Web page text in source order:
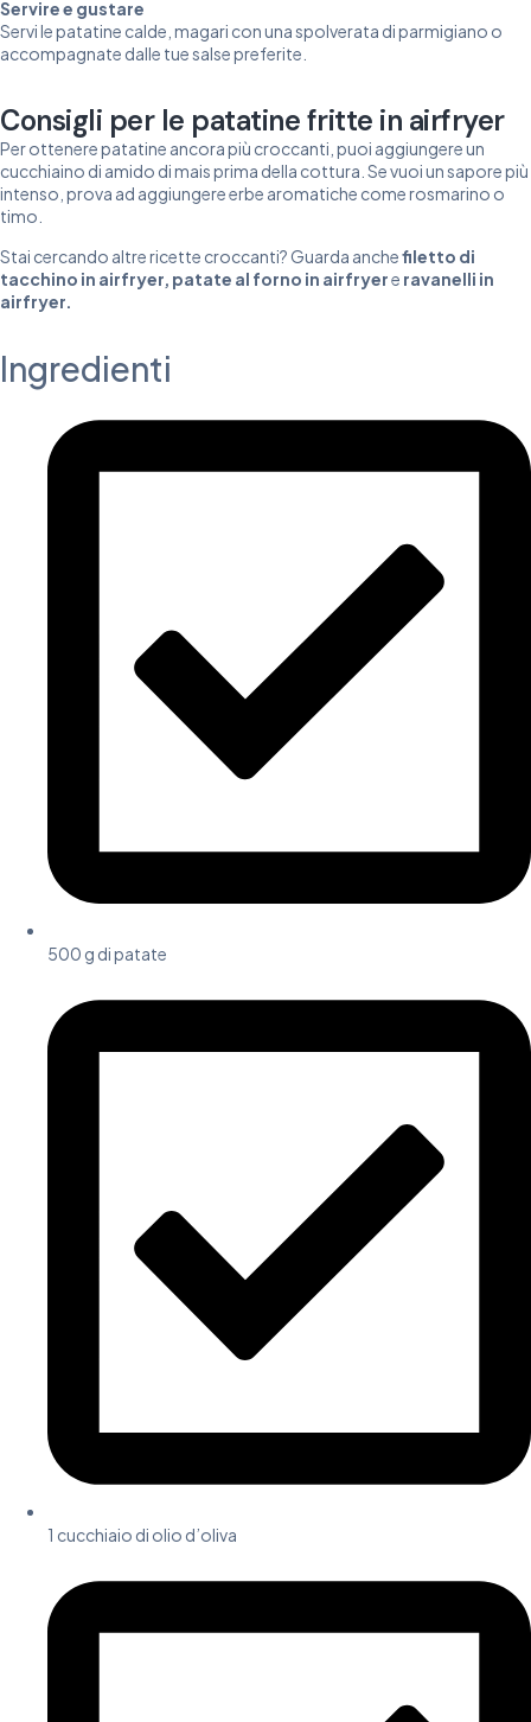
Servire e gustare
Servi le patatine calde, magari con una spolverata di parmigiano o
accompagnate dalle tue salse preferite.
Consigli per le patatine fritte in airfryer
Per ottenere patatine ancora più croccanti, puoi aggiungere un
cucchiaino di amido di mais prima della cottura. Se vuoi un sapore più
intenso, prova ad aggiungere erbe aromatiche come rosmarino o
timo.
Stai cercando altre ricette croccanti? Guarda anchefiletto di
tacchino in airfryer, patate al forno in airfryere ravanelli in
airfryer.
Ingredienti
500 g di patate
1 cucchiaio di olio d’oliva